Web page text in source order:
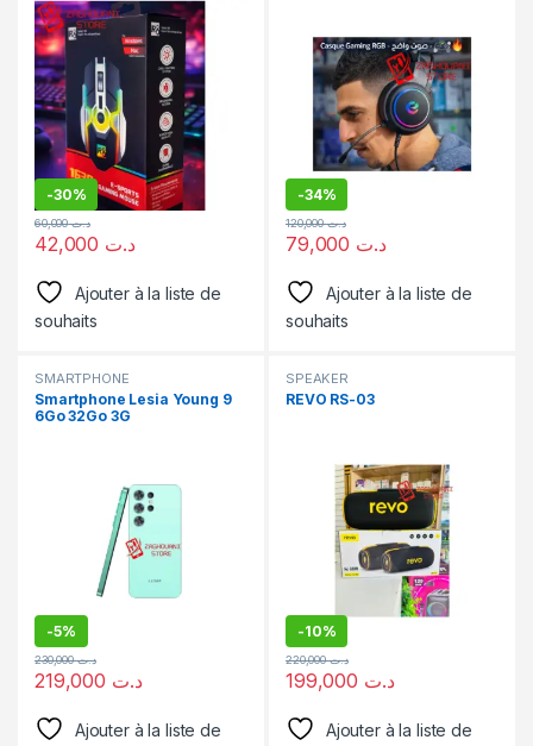
-30%
د.ت
د.ت60,000
Ajouter à la liste de
souhaits
-34%
د.ت
د.ت120,000
Ajouter à la liste de
souhaits
SMARTPHONE
Smartphone Lesia Young 9
6Go 32Go 3G
-5%
د.ت
د.ت230,000
Ajouter à la liste de
SPEAKER
REVO RS-03
-10%
د.ت
د.ت220,000
Ajouter à la liste de